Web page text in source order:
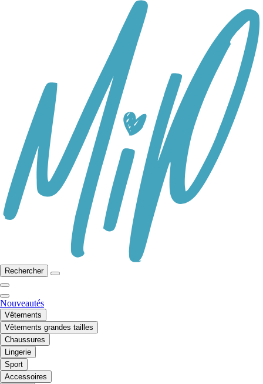
Rechercher
Nouveautés
Vêtements
Vêtements grandes tailles
Chaussures
Lingerie
Sport
Accessoires